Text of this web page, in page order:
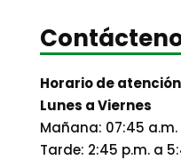
Horario de atención
Lunes a Viernes
Mañana: 07:45 a.m.
Tarde: 2:45 p.m. a